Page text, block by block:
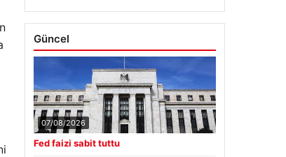
Güncel
07/08/2026
Fed faizi sabit tuttu